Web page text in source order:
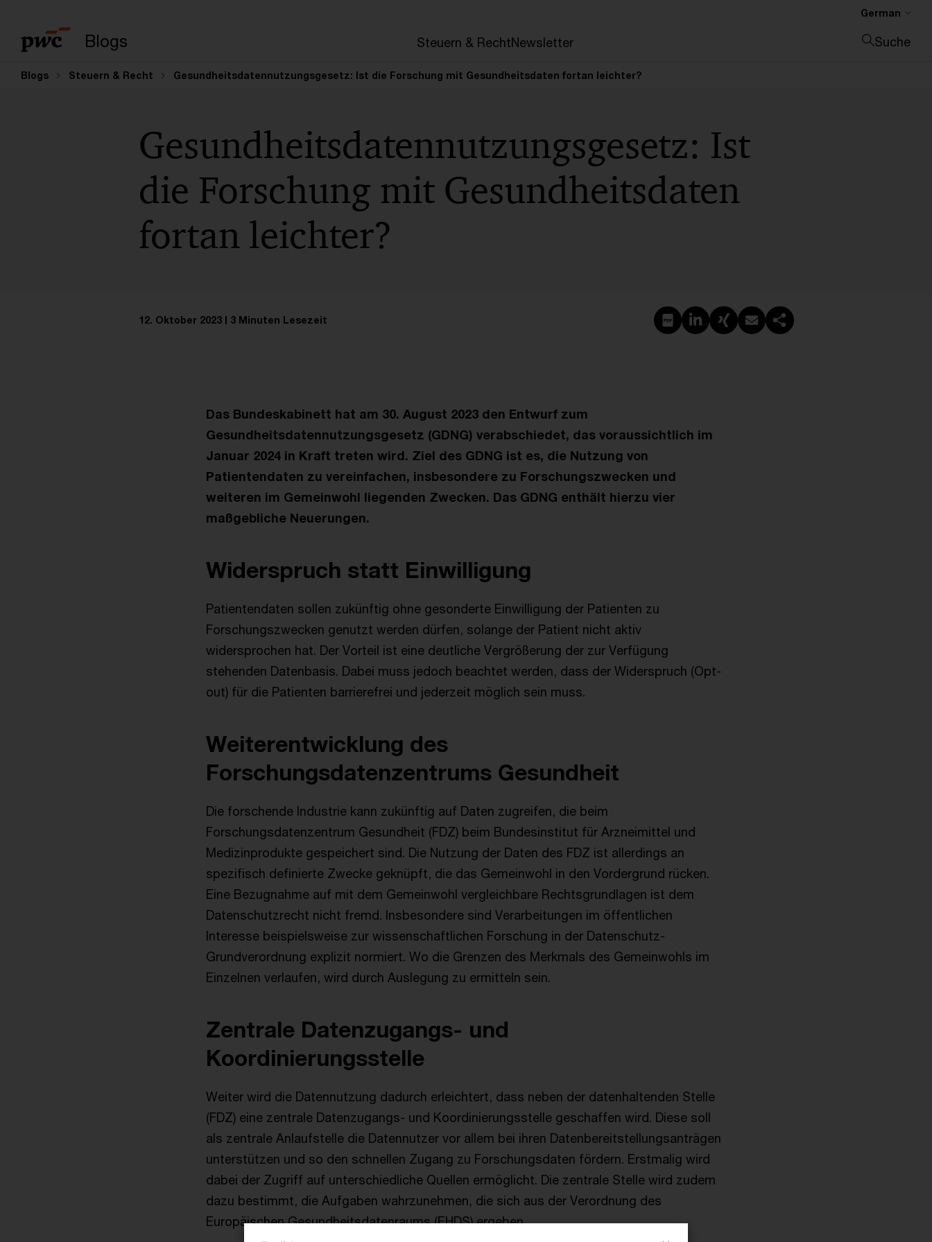
Blogs Steuern & RechtNewsletter
German
Suche
Blogs Steuern & Recht Gesundheitsdatennutzungsgesetz: Ist die Forschung mit Gesundheitsdaten fortan leichter?
Gesundheitsdatennutzungsgesetz: Ist
die Forschung mit Gesundheitsdaten
fortan leichter?
12. Oktober 2023 3 Minuten Lesezeit PDF erstellen
Auf LinkedIn teilen
Auf Xing teilen
Per E-Mail teilen
Link kopieren
Das Bundeskabinett hat am 30. August 2023 den Entwurf zum
Gesundheitsdatennutzungsgesetz (GDNG) verabschiedet, das voraussichtlich im
Januar 2024 in Kraft treten wird. Ziel des GDNG ist es, die Nutzung von
Patientendaten zu vereinfachen, insbesondere zu Forschungszwecken und
weiteren im Gemeinwohl liegenden Zwecken. Das GDNG enthält hierzu vier
maßgebliche Neuerungen.
Widerspruch statt Einwilligung
Patientendaten sollen zukünftig ohne gesonderte Einwilligung der Patienten zu
Forschungszwecken genutzt werden dürfen, solange der Patient nicht aktiv
widersprochen hat. Der Vorteil ist eine deutliche Vergrößerung der zur Verfügung
stehenden Datenbasis. Dabei muss jedoch beachtet werden, dass der Widerspruch (Opt-
out) für die Patienten barrierefrei und jederzeit möglich sein muss.
Weiterentwicklung des
Forschungsdatenzentrums Gesundheit
Die forschende Industrie kann zukünftig auf Daten zugreifen, die beim
Forschungsdatenzentrum Gesundheit (FDZ) beim Bundesinstitut für Arzneimittel und
Medizinprodukte gespeichert sind. Die Nutzung der Daten des FDZ ist allerdings an
spezifisch definierte Zwecke geknüpft, die das Gemeinwohl in den Vordergrund rücken.
Eine Bezugnahme auf mit dem Gemeinwohl vergleichbare Rechtsgrundlagen ist dem
Datenschutzrecht nicht fremd. Insbesondere sind Verarbeitungen im öffentlichen
Interesse beispielsweise zur wissenschaftlichen Forschung in der Datenschutz-
Grundverordnung explizit normiert. Wo die Grenzen des Merkmals des Gemeinwohls im
Einzelnen verlaufen, wird durch Auslegung zu ermitteln sein.
Zentrale Datenzugangs- und
Koordinierungsstelle
Weiter wird die Datennutzung dadurch erleichtert, dass neben der datenhaltenden Stelle
(FDZ) eine zentrale Datenzugangs- und Koordinierungsstelle geschaffen wird. Diese soll
als zentrale Anlaufstelle die Datennutzer vor allem bei ihren Datenbereitstellungsanträgen
unterstützen und so den schnellen Zugang zu Forschungsdaten fördern. Erstmalig wird
dabei der Zugriff auf unterschiedliche Quellen ermöglicht. Die zentrale Stelle wird zudem
dazu bestimmt, die Aufgaben wahrzunehmen, die sich aus der Verordnung des
Europäischen Gesundheitsdatenraums (EHDS) ergeben.